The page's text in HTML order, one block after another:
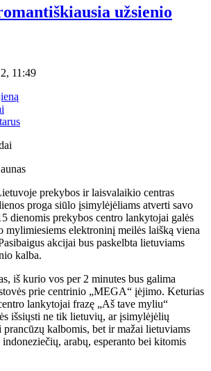
užsienio
11:49
prekybos ir laisvalaikio centras
proga siūlo įsimylėjėliams atverti savo
dienomis prekybos centro lankytojai galės
mylimiesiems elektroninį meilės laišką viena
akcijai bus paskelbta lietuviams
kalba.
iš kurio vos per 2 minutes bus galima
prie centrinio „MEGA“ įėjimo. Keturias
lankytojai frazę „Aš tave myliu“
išsiųsti ne tik lietuvių, ar įsimylėjėlių
kalbomis, bet ir mažai lietuviams
arabų, esperanto bei kitomis